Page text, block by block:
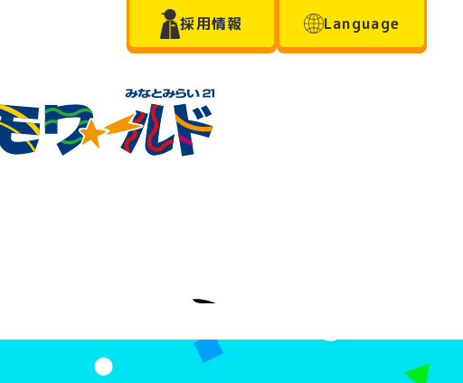
採用情報 Language